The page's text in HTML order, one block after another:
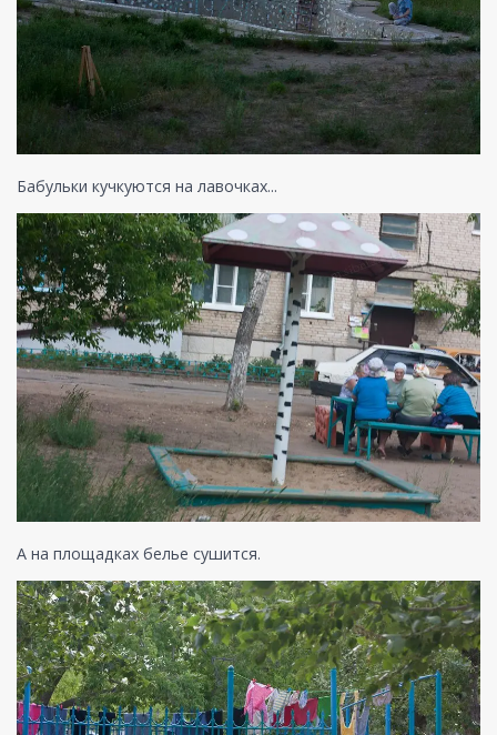
Бабульки кучкуются на лавочках...
А на площадках белье сушится.